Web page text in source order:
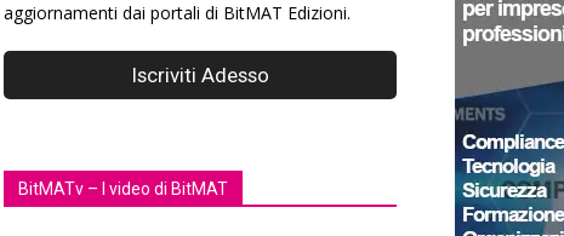
aggiornamenti dai portali di BitMAT Edizioni.
BitMATv – I video di BitMAT